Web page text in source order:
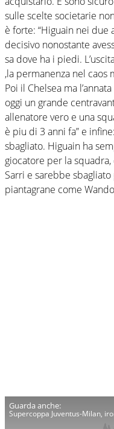
sulle scelte societarie
è forte: “Higuain nei due
decisivo nonostante
sa dove ha i piedi.
,la permanenza nel caos
Poi il Chelsea ma
oggi un grande
allenatore vero e una
è piu di 3 anni fa” e
sbagliato. Higuain ha
giocatore per la
Sarri e sarebbe
piantagrane come
Supercoppa Juventus-Milan,